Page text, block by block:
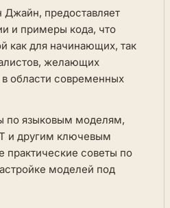
предоставляет
и примеры кода, что
как для начинающих, так
желающих
в области современных
по языковым моделям,
и другим ключевым
практические советы по
моделей под